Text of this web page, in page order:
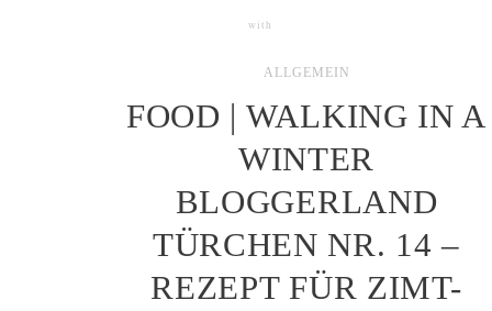
with
ALLGEMEIN
FOOD | WALKING IN A
WINTER
BLOGGERLAND
TÜRCHEN NR. 14 –
REZEPT FÜR ZIMT-